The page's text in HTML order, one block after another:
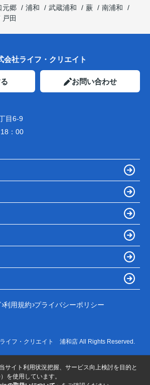
元郷 浦和 武蔵浦和 蕨
南浦和
戸田
会社ライフ・クリエイト
お問い合わせ
目6-9
：00
利用規約 プライバシーポリシー
イフ・クリエイト 浦和店 All Rights Reserved.
サイト利用状況把握、サービス向上検討を目的と
を使用しています。